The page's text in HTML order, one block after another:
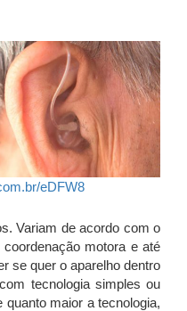
eDFW8
Variam de acordo com o
motora e até
se quer o aparelho dentro
tecnologia simples ou
maior a tecnologia,